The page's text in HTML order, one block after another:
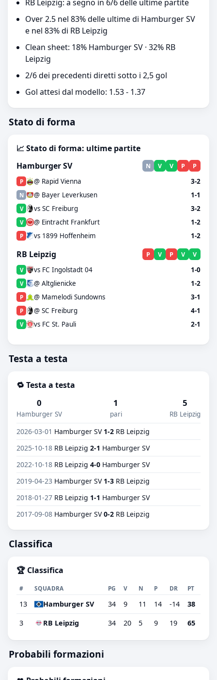
RB Leipzig: a segno in 6/6 delle ultime partite
Over 2.5 nel 83% delle ultime di Hamburger SV
e nel 83% di RB Leipzig
Clean sheet: 18% Hamburger SV · 32% RB
Leipzig
2/6 dei precedenti diretti sotto i 2,5 gol
Gol attesi dal modello: 1.53 - 1.37
Stato di forma
📈 Stato di forma: ultime partite
Hamburger SV
N V V P P
P @ Rapid Vienna 3-2
N @ Bayer Leverkusen 1-1
V vs SC Freiburg 3-2
V @ Eintracht Frankfurt 1-2
P vs 1899 Hoffenheim 1-2
RB Leipzig P V P V V
V vs FC Ingolstadt 04 1-0
V @ Altglienicke 1-2
P @ Mamelodi Sundowns 3-1
P @ SC Freiburg 4-1
V vs FC St. Pauli 2-1
Testa a testa
🔁 Testa a testa
0
Hamburger SV
1
pari
5
RB Leipzig
2026-03-01 Hamburger SV 1-2 RB Leipzig
2025-10-18 RB Leipzig 2-1 Hamburger SV
2022-10-18 RB Leipzig 4-0 Hamburger SV
2019-04-23 Hamburger SV 1-3 RB Leipzig
2018-01-27 RB Leipzig 1-1 Hamburger SV
2017-09-08 Hamburger SV0-2 RB Leipzig
Classifica
🏆 Classifica
# SQUADRA PG V N P DR PT
13 Hamburger SV 34 9 11 14 -14 38
3 RB Leipzig 34 20 5 9 19 65
Probabili formazioni